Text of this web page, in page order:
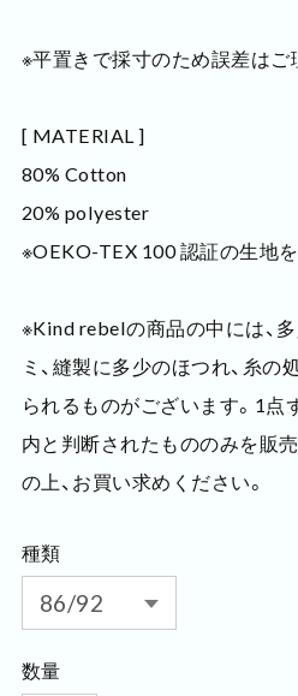
※平置きで採寸のため誤差はご
[ MATERIAL ]
80% Cotton
20% polyester
※OEKO-TEX 100 認証の生地
※Kind rebelの商品の中には、
ミ、縫製に多少のほつれ、糸
られるものがございます。1点
内と判断されたもののみを販
の上、お買い求めください。
種類
数量